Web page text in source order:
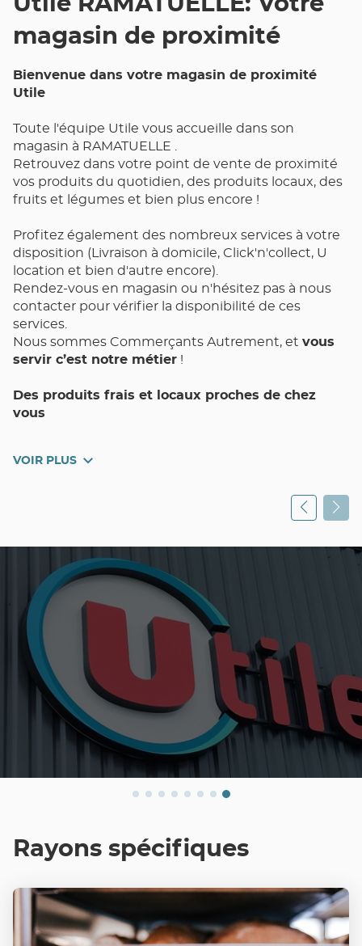
magasin de proximité
Bienvenue dans votre magasin de proximité
Utile
Toute l'équipe Utile vous accueille dans son
magasin à RAMATUELLE .
Retrouvez dans votre point de vente de proximité
vos produits du quotidien, des produits locaux, des
fruits et légumes et bien plus encore !
Profitez également des nombreux services à votre
disposition (Livraison à domicile, Click'n'collect, U
location et bien d'autre encore).
Rendez-vous en magasin ou n'hésitez pas à nous
contacter pour vérifier la disponibilité de ces
services.
Nous sommes Commerçants Autrement, et vous
servir c’est notre métier !
Des produits frais et locaux proches de chez
vous
toute son équipe met un point d’honneur à vous
VOIR PLUS
Rayons spécifiques